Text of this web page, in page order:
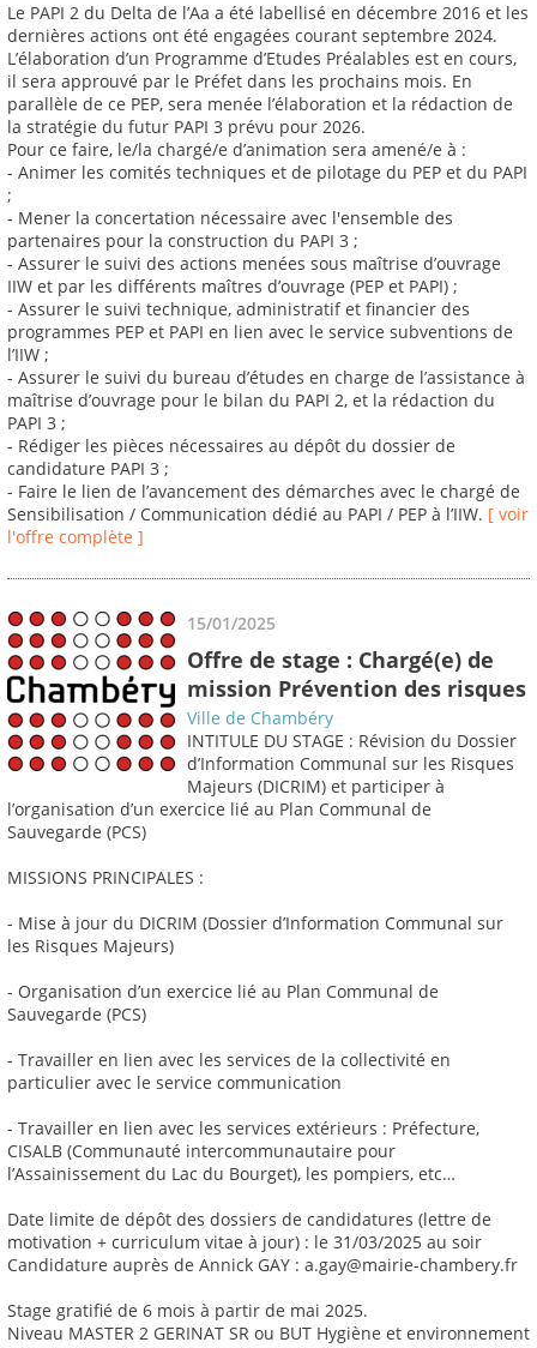
Le PAPI 2 du Delta de l’Aa a été labellisé en décembre 2016 et les
dernières actions ont été engagées courant septembre 2024.
L’élaboration d’un Programme d’Etudes Préalables est en cours,
il sera approuvé par le Préfet dans les prochains mois. En
parallèle de ce PEP, sera menée l’élaboration et la rédaction de
la stratégie du futur PAPI 3 prévu pour 2026.
Pour ce faire, le/la chargé/e d’animation sera amené/e à :
- Animer les comités techniques et de pilotage du PEP et du PAPI
;
- Mener la concertation nécessaire avec l'ensemble des
partenaires pour la construction du PAPI 3 ;
- Assurer le suivi des actions menées sous maîtrise d’ouvrage
IIW et par les différents maîtres d’ouvrage (PEP et PAPI) ;
- Assurer le suivi technique, administratif et financier des
programmes PEP et PAPI en lien avec le service subventions de
l’IIW ;
- Assurer le suivi du bureau d’études en charge de l’assistance à
maîtrise d’ouvrage pour le bilan du PAPI 2, et la rédaction du
PAPI 3 ;
- Rédiger les pièces nécessaires au dépôt du dossier de
candidature PAPI 3 ;
- Faire le lien de l’avancement des démarches avec le chargé de
Sensibilisation / Communication dédié au PAPI / PEP à l’IIW. [ voir
l'offre complète ]
15/01/2025
Offre de stage : Chargé(e) de
mission Prévention des risques
Ville de Chambéry
INTITULE DU STAGE : Révision du Dossier
d’Information Communal sur les Risques
Majeurs (DICRIM) et participer à
l’organisation d’un exercice lié au Plan Communal de
Sauvegarde (PCS)
MISSIONS PRINCIPALES :
- Mise à jour du DICRIM (Dossier d’Information Communal sur
les Risques Majeurs)
- Organisation d’un exercice lié au Plan Communal de
Sauvegarde (PCS)
- Travailler en lien avec les services de la collectivité en
particulier avec le service communication
- Travailler en lien avec les services extérieurs : Préfecture,
CISALB (Communauté intercommunautaire pour
l’Assainissement du Lac du Bourget), les pompiers, etc…
Date limite de dépôt des dossiers de candidatures (lettre de
motivation + curriculum vitae à jour) : le 31/03/2025 au soir
Candidature auprès de Annick GAY : a.gay@mairie-chambery.fr
Stage gratifié de 6 mois à partir de mai 2025.
Niveau MASTER 2 GERINAT SR ou BUT Hygiène et environnement